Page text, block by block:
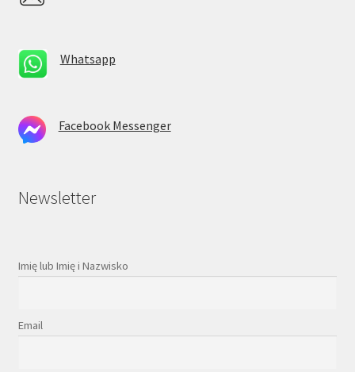
Whatsapp
Facebook Messenger
Newsletter
Imię lub Imię i Nazwisko
Email